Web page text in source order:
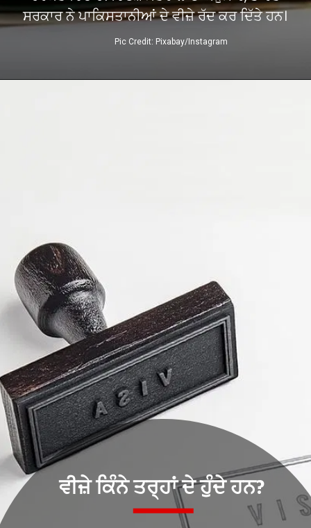
ਸਰਕਾਰ ਨੇ ਪਾਕਿਸਤਾਨੀਆਂ ਦੇ ਵੀਜ਼ੇ ਰੱਦ ਕਰ ਦਿੱਤੇ ਹਨ।
Pic Credit: Pixabay/Instagram
ਵੀਜ਼ੇ ਕਿੰਨੇ ਤਰ੍ਹਾਂ ਦੇ ਹੁੰਦੇ ਹਨ?